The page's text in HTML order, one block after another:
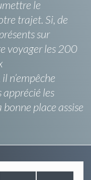
le
trajet. Si, de
sur
voyager les 200
n’empêche
apprécié les
place assise